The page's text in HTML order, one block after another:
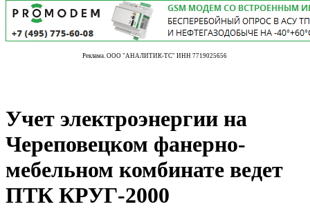
Реклама. ООО "АНАЛИТИК-ТС" ИНН 7719025656
Учет электроэнергии на
Череповецком фанерно-
мебельном комбинате ведет
ПТК КРУГ-2000